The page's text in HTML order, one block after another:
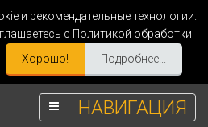
и рекомендательные технологии.
с Политикой обработки
Хорошо! Подробнее...
НАВИГАЦИЯ